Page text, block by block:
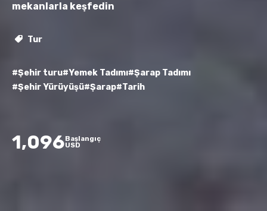
mekanlarla keşfedin
Tur
#Şehir turu#Yemek Tadımı#Şarap Tadımı
#Şehir Yürüyüşü#Şarap#Tarih
1,096Başlangıç
USD